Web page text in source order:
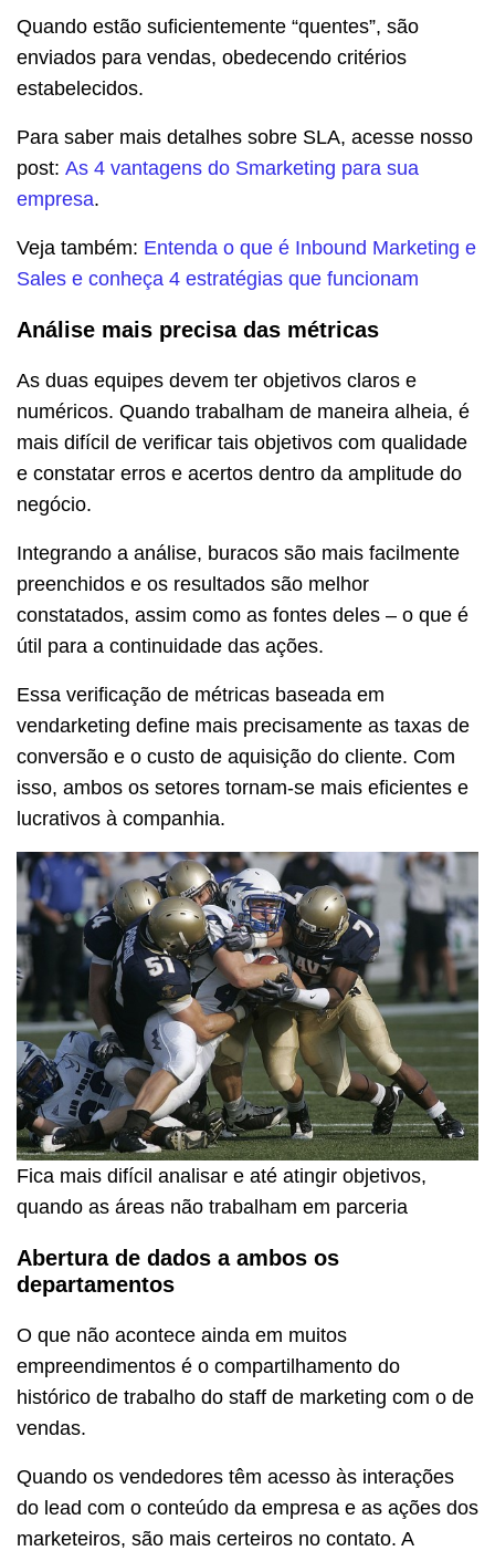
Quando estão suficientemente “quentes”, são
enviados para vendas, obedecendo critérios
estabelecidos.
Para saber mais detalhes sobre SLA, acesse nosso
post: As 4 vantagens do Smarketing para sua
empresa.
Veja também: Entenda o que é Inbound Marketing e
Sales e conheça 4 estratégias que funcionam
Análise mais precisa das métricas
As duas equipes devem ter objetivos claros e
numéricos. Quando trabalham de maneira alheia, é
mais difícil de verificar tais objetivos com qualidade
e constatar erros e acertos dentro da amplitude do
negócio.
Integrando a análise, buracos são mais facilmente
preenchidos e os resultados são melhor
constatados, assim como as fontes deles – o que é
útil para a continuidade das ações.
Essa verificação de métricas baseada em
vendarketing define mais precisamente as taxas de
conversão e o custo de aquisição do cliente. Com
isso, ambos os setores tornam-se mais eficientes e
lucrativos à companhia.
Fica mais difícil analisar e até atingir objetivos,
quando as áreas não trabalham em parceria
Abertura de dados a ambos os
departamentos
O que não acontece ainda em muitos
empreendimentos é o compartilhamento do
histórico de trabalho do staff de marketing com o de
vendas.
Quando os vendedores têm acesso às interações
do lead com o conteúdo da empresa e as ações dos
marketeiros, são mais certeiros no contato. A